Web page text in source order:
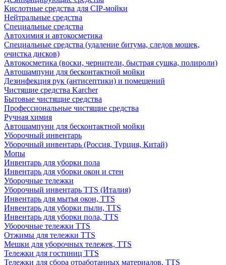
Кислотные средства для CIP-мойки
Нейтральные средства
Специальные средства
Автохимия и автокосметика
Специальные средства (удаление битума, следов мошек,
очистка дисков)
Автокосметика (воски, чернители, быстрая сушка, полироли)
Автошампуни для бесконтактной мойки
Дезинфекция рук (антисептики) и помещений
Чистящие средства Karcher
Бытовые чистящие средства
Профессиональные чистящие средства
Ручная химия
Автошампуни для бесконтактной мойки
Уборочный инвентарь
Уборочный инвентарь (Россия, Турция, Китай)
Мопы
Инвентарь для уборки пола
Инвентарь для уборки окон и стен
Уборочные тележки
Уборочный инвентарь TTS (Италия)
Инвентарь для мытья окон, TTS
Инвентарь для уборки пыли, TTS
Инвентарь для уборки пола, TTS
Уборочные тележки TTS
Отжимы для тележки TTS
Мешки для уборочных тележек, TTS
Тележки для гостиниц TTS
Тележки для сбора отработанных материалов, TTS